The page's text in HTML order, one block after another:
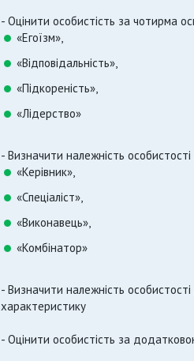
- Оцінити особистість за чотирма
«Егоїзм»,
«Відповідальність»,
«Підкореність»,
«Лідерство»
- Визначити належність
«Керівник»,
«Спеціаліст»,
«Виконавець»,
«Комбінатор»
- Визначити належність
характеристику
- Оцінити особистість за